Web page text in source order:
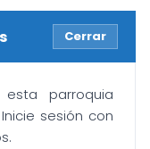
Cerrar
parroquia
sesión con